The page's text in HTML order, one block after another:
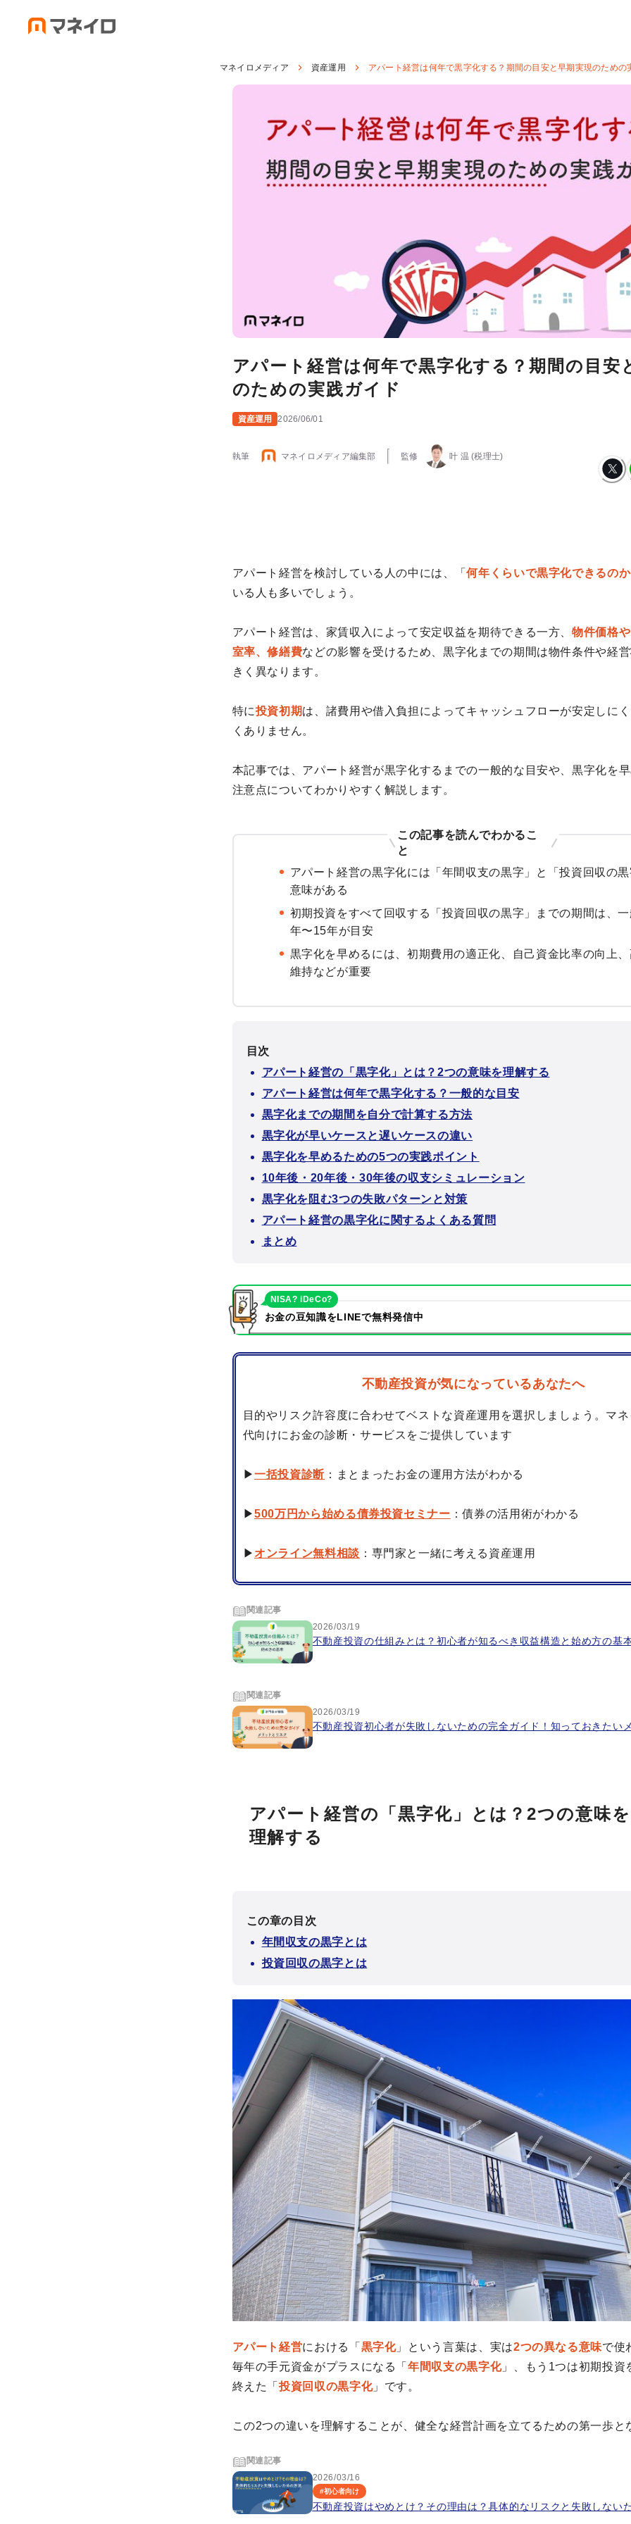
マネイロメディア 資産運用 アパート経営は何年で黒字化する？期間の目安と早期実現のための
アパート経営は何年で黒字化する？期間の目安
のための実践ガイド
資産運用 2026/06/01
執筆 マネイロメディア編集部 監修 叶 温 (税理士)
アパート経営を検討している人の中には、「何年くらいで黒字化できるのか
いる人も多いでしょう。
アパート経営は、家賃収入によって安定収益を期待できる一方、物件価格
室率、修繕費などの影響を受けるため、黒字化までの期間は物件条件や経
きく異なります。
特に投資初期は、諸費用や借入負担によってキャッシュフローが安定しに
くありません。
本記事では、アパート経営が黒字化するまでの一般的な目安や、黒字化を早
注意点についてわかりやすく解説します。
この記事を読んでわかるこ
と
アパート経営の黒字化には「年間収支の黒字」と「投資回収の
意味がある
初期投資をすべて回収する「投資回収の黒字」までの期間は、
年〜15年が目安
黒字化を早めるには、初期費用の適正化、自己資金比率の向上
維持などが重要
目次
アパート経営の「黒字化」とは？2つの意味を理解する
アパート経営は何年で黒字化する？一般的な目安
黒字化までの期間を自分で計算する方法
黒字化が早いケースと遅いケースの違い
黒字化を早めるための5つの実践ポイント
10年後・20年後・30年後の収支シミュレーション
黒字化を阻む3つの失敗パターンと対策
アパート経営の黒字化に関するよくある質問
まとめ
お金の豆知識をLINEで無料発信中
NISA? iDeCo?
不動産投資が気になっているあなたへ
目的やリスク許容度に合わせてベストな資産運用を選択しましょう。マ
代向けにお金の診断・サービスをご提供しています
▶一括投資診断：まとまったお金の運用方法がわかる
▶500万円から始める債券投資セミナー ：債券の活用術がわかる
▶ オンライン無料相談 ：専門家と一緒に考える資産運用
関連記事
2026/03/19
不動産投資の仕組みとは？初心者が知るべき収益構造と始め方の基
関連記事
2026/03/19
不動産投資初心者が失敗しないための完全ガイド！知っておきたい
アパート経営の「黒字化」とは？2つの意味を
理解する
この章の目次
年間収支の黒字とは
投資回収の黒字とは
アパート経営における「 黒字化」という言葉は、実は2つの異なる意味で使
毎年の手元資金がプラスになる「年間収支の黒字化」、もう1つは初期投資
終えた「投資回収の黒字化」です。
この2つの違いを理解することが、健全な経営計画を立てるための第一歩と
関連記事
2026/03/16
#初心者向け
不動産投資はやめとけ？その理由は？具体的なリスクと失敗しない